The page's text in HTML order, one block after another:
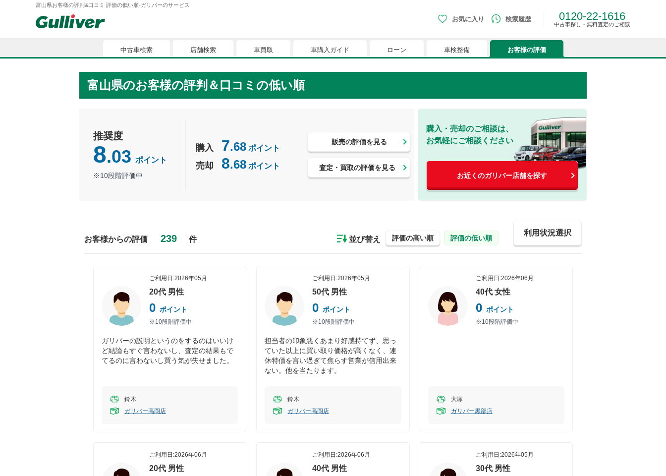
富山県お客様の評判&口コミ 評価の低い順-ガリバーのサービス
お気に入り 検索履歴 0120-22-1616
中古車探し・無料査定のご相談
中古車検索 店舗検索 車買取 車購入ガイド ローン 車検整備 お客様の評価
富山県のお客様の評判＆口コミの低い順
推奨度
8.03 ポイント
※10段階評価中
購入 7.68 ポイント
売却 8.68 ポイント
販売の評価を見る
査定・買取の評価を見る
購入・売却のご相談は、
お気軽にご相談ください
お近くのガリバー店舗を探す
お客様からの評価 239 件 並び替え 評価の高い順 評価の低い順
利用状況選択
20代 男性
ご利用日:2026年05月
0 ポイント
※10段階評価中
ガリバーの説明というのをするのはいいけ
ど結論もすぐ言わないし、査定の結果もで
てるのに言わないし買う気が失せました。
鈴木
ガリバー高岡店
50代 男性
ご利用日:2026年05月
0 ポイント
※10段階評価中
担当者の印象悪くあまり好感持てず、思っ
ていた以上に買い取り価格が高くなく、連
休特価を言い過ぎて焦らす営業が信用出来
ない。他を当たります。
鈴木
ガリバー高岡店
40代 女性
ご利用日:2026年06月
0 ポイント
※10段階評価中
大塚
ガリバー黒部店
20代 男性
ご利用日:2026年06月
40代 男性
ご利用日:2026年06月
30代 男性
ご利用日:2026年05月